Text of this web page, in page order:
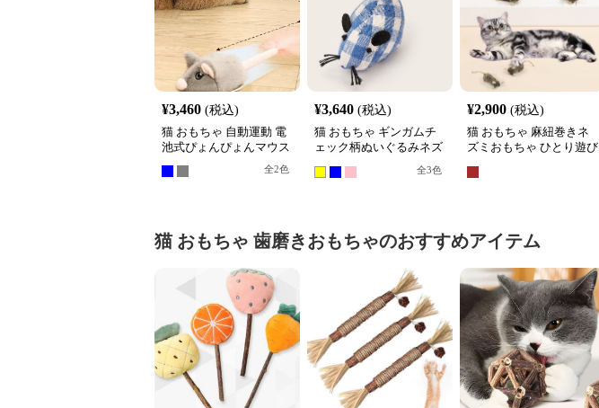
¥3,460 (税込)
猫 おもちゃ 自動運動 電
池式ぴょんぴょんマウス
全2色
¥3,640 (税込)
猫 おもちゃ ギンガムチ
ェック柄ぬいぐるみネズ
ミおもちゃ3個セット
全3色
¥2,900 (税込)
猫 おもちゃ 麻紐巻きネ
ズミおもちゃ ひとり遊び
猫 おもちゃ 歯磨きおもちゃのおすすめアイテム